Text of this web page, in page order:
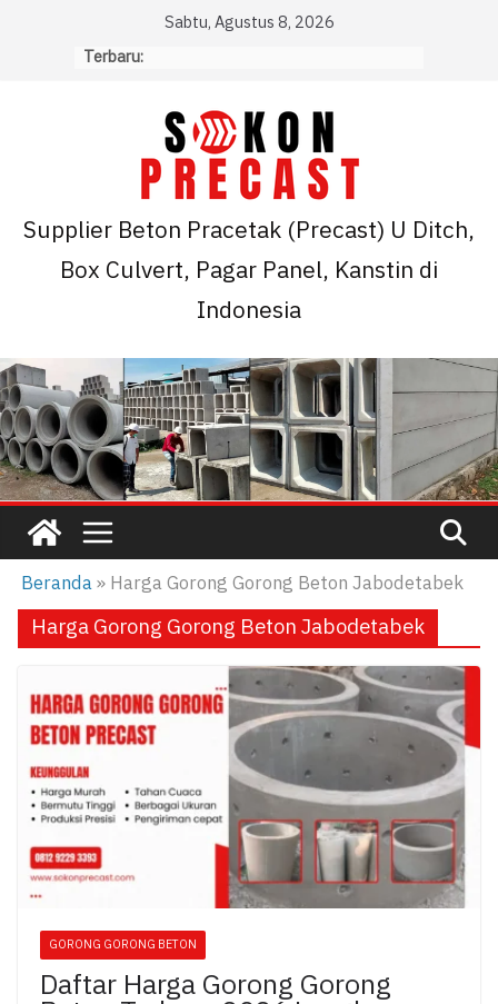
Sabtu, Agustus 8, 2026
Terbaru:
Supplier Beton Pracetak (Precast) U Ditch,
Box Culvert, Pagar Panel, Kanstin di
Indonesia
Beranda» Harga Gorong Gorong Beton Jabodetabek
Harga Gorong Gorong Beton Jabodetabek
GORONG GORONG BETON
Daftar Harga Gorong Gorong